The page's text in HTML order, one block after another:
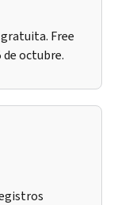
Free
de octubre.